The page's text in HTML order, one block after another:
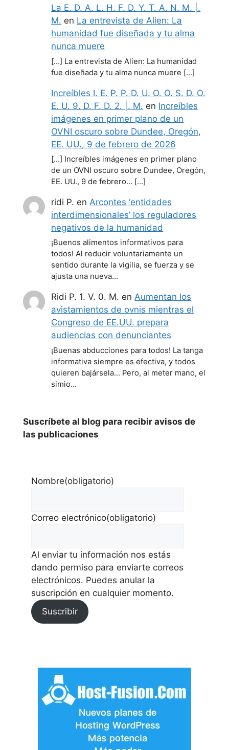
La E. D. A. L. H. F. D. Y. T. A. N. M. |.
M. en La entrevista de Alien: La
humanidad fue diseñada y tu alma
nunca muere
[…] La entrevista de Alien: La humanidad
fue diseñada y tu alma nunca muere […]
Increíbles I. E. P. P. D. U. O. O. S. D. O.
E. U. 9. D. F. D. 2. |. M. en Increíbles
imágenes en primer plano de un
OVNI oscuro sobre Dundee, Oregón,
EE. UU., 9 de febrero de 2026
[…] Increíbles imágenes en primer plano
de un OVNI oscuro sobre Dundee, Oregón,
EE. UU., 9 de febrero… […]
ridi P. en Arcontes ‘entidades
interdimensionales’ los reguladores
negativos de la humanidad
¡Buenos alimentos informativos para
todos! Al reducir voluntariamente un
sentido durante la vigilia, se fuerza y se
ajusta una nueva…
Ridi P. 1. V. 0. M. enAumentan los
avistamientos de ovnis mientras el
Congreso de EE.UU. prepara
audiencias con denunciantes
¡Buenas abducciones para todos! La tanga
informativa siempre es efectiva, y todos
quieren bajársela... Pero, al meter mano, el
simio…
Suscríbete al blog para recibir avisos de
las publicaciones
Nombre(obligatorio)
Correo electrónico(obligatorio)
Al enviar tu información nos estás
dando permiso para enviarte correos
electrónicos. Puedes anular la
suscripción en cualquier momento.
Suscribir